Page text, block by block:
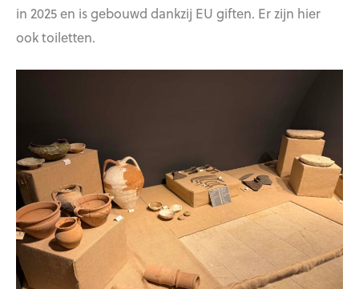
in 2025 en is gebouwd dankzij EU giften. Er zijn hier
ook toiletten.